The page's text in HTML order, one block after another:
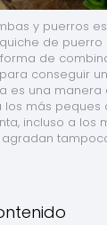
y puerros
de puerro
de
conseguir
es una
los más peques
incluso a los